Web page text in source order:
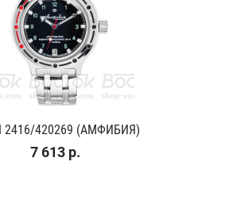
420269 (АМФИБИЯ)
7 613 р.